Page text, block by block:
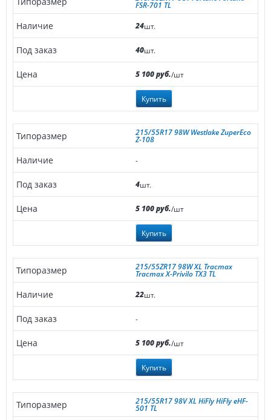
FSR-701 TL
24шт.
40шт.
5 100 руб./шт
Купить
215/55R17 98W Westlake ZuperEco
Z-108
-
4шт.
5 100 руб./шт
Купить
215/55ZR17 98W XL Tracmax
Tracmax X-Privilo TX3 TL
22шт.
-
5 100 руб./шт
Купить
215/55R17 98V XL HiFly HiFly eHF-
501 TL